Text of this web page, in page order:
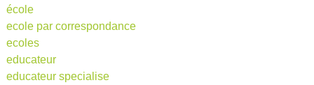
école
ecole par correspondance
ecoles
educateur
educateur specialise